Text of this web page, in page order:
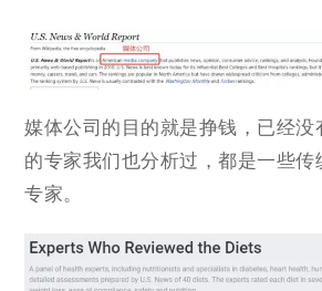
媒体公司的目的就是挣钱，已经没
的专家我们也分析过，都是一些传
专家。